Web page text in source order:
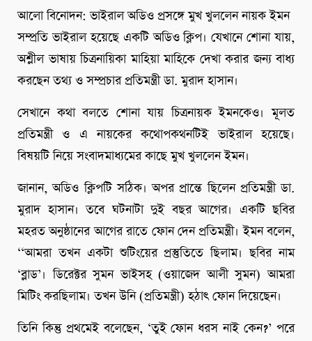
আলো বিনোদন: ভাইরাল অডিও প্রসঙ্গে মুখ খুললেন নায়ক ইমন
সম্প্রতি ভাইরাল হয়েছে একটি অডিও ক্লিপ। যেখানে শোনা যায়,
অশ্লীল ভাষায় চিত্রনায়িকা মাহিয়া মাহিকে দেখা করার জন্য বাধ্য
করছেন তথ্য ও সম্প্রচার প্রতিমন্ত্রী ডা. মুরাদ হাসান।
সেখানে কথা বলতে শোনা যায় চিত্রনায়ক ইমনকেও। মূলত
প্রতিমন্ত্রী ও এ নায়কের কথোপকথনটিই ভাইরাল হয়েছে।
বিষয়টি নিয়ে সংবাদমাধ্যমের কাছে মুখ খুললেন ইমন।
জানান, অডিও ক্লিপটি সঠিক। অপর প্রান্তে ছিলেন প্রতিমন্ত্রী ডা.
মুরাদ হাসান। তবে ঘটনাটা দুই বছর আগের। একটি ছবির
মহরত অনুষ্ঠানের আগের রাতে ফোন দেন প্রতিমন্ত্রী। ইমন বলেন,
‘‘আমরা তখন একটা শুটিংয়ের প্রস্তুতিতে ছিলাম। ছবির নাম
‘ব্লাড’। ডিরেক্টর সুমন ভাইসহ (ওয়াজেদ আলী সুমন) আমরা
মিটিং করছিলাম। তখন উনি (প্রতিমন্ত্রী) হঠাৎ ফোন দিয়েছেন।
তিনি কিন্তু প্রথমেই বলেছেন, ‘তুই ফোন ধরস নাই কেন?’ পরে